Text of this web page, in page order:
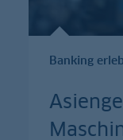
Banking